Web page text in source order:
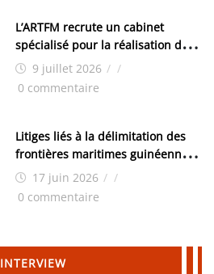
L’ARTFM recrute un cabinet
spécialisé pour la réalisation des
études techniques
9 juillet 2026 / /
0 commentaire
Litiges liés à la délimitation des
frontières maritimes guinéennes:
Idrissa Chérif écrit au ministre
des Hydrocarbures
17 juin 2026 / /
0 commentaire
INTERVIEW